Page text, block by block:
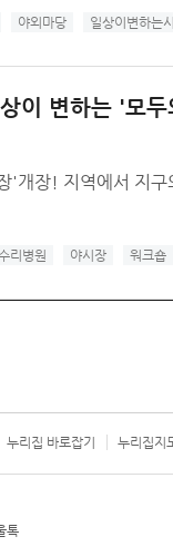
야외마당 일상이변하는
이 변하는 '모
'개장! 지역에서 지
리병원 야시장 워크숍
누리집 바로잡기 누리집지
기